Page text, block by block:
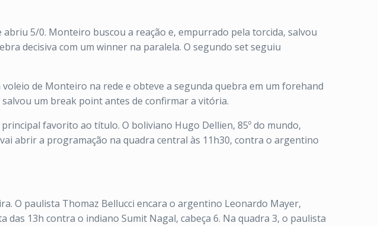
5/0. Monteiro buscou a reação e, empurrado pela torcida, salvou
decisiva com um winner na paralela. O segundo set seguiu
de Monteiro na rede e obteve a segunda quebra em um forehand
um break point antes de confirmar a vitória.
favorito ao título. O boliviano Hugo Dellien, 85º do mundo,
abrir a programação na quadra central às 11h30, contra o argentino
O paulista Thomaz Bellucci encara o argentino Leonardo Mayer,
13h contra o indiano Sumit Nagal, cabeça 6. Na quadra 3, o paulista